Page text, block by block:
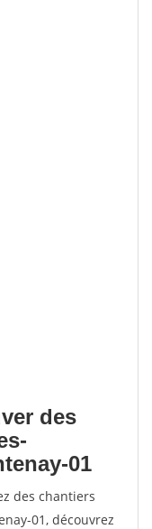
des
01
des chantiers
01, découvrez